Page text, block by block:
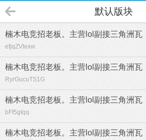
默认版块
楠木电竞招老板。主营lol副接三角洲瓦
efjqZVtexw
楠木电竞招老板。主营lol副接三角洲瓦
RyrGucuTS1G
楠木电竞招老板。主营lol副接三角洲瓦
bFf5gIqq
楠木电竞招老板。主营lol副接三角洲瓦